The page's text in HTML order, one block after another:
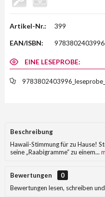
Artikel-Nr.: 399
EAN/ISBN: 9783802403996
EINE LESEPROBE:
Beschreibung
Hawaii-Stimmung für zu Hause!
seine „Raabigramme“ zu einem...
Bewertungen
0
Bewertungen lesen, schreiben